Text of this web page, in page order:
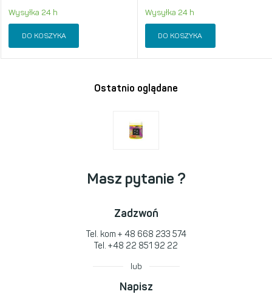
Wysyłka 24 h
DO KOSZYKA
Wysyłka 24 h
DO KOSZYKA
Ostatnio oglądane
Masz pytanie ?
Zadzwoń
Tel. kom + 48 668 233 574
Tel. +48 22 851 92 22
lub
Napisz